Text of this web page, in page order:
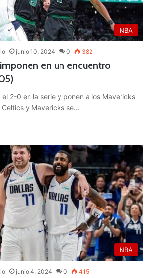
NBA
junio 10, 2024 0 382
en un encuentro
el 2-0 en la serie y ponen a los Mavericks
y Mavericks se…
NBA
junio 4, 2024 0 415